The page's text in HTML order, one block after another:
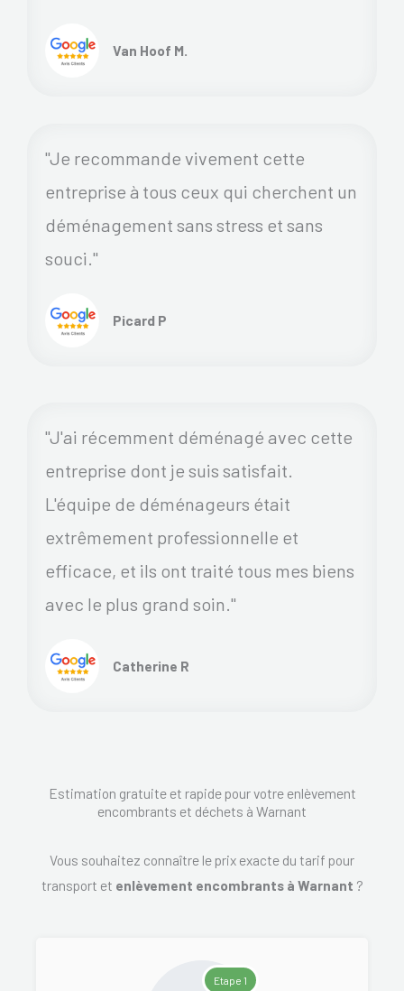
Van Hoof M.
"Je recommande vivement cette
entreprise à tous ceux qui cherchent un
déménagement sans stress et sans
souci."
Picard P
"J'ai récemment déménagé avec cette
entreprise dont je suis satisfait.
L'équipe de déménageurs était
extrêmement professionnelle et
efficace, et ils ont traité tous mes biens
avec le plus grand soin."
Catherine R
Estimation gratuite et rapide pour votre enlèvement
encombrants et déchets à Warnant
Vous souhaitez connaître le prix exacte du tarif pour
transport et enlèvement encombrants à Warnant ?
Etape 1